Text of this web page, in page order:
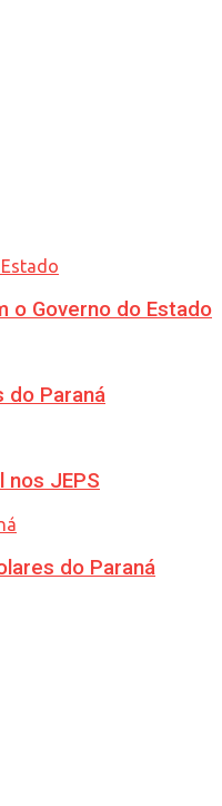
o Governo do Estado
do Paraná
JEPS
do Paraná